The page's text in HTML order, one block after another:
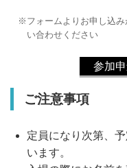
フォームよりお申し込
い合わせください
参加
ご注意事項
定員になり次第、
います。